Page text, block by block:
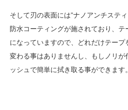
そして刃の表面には”ナノアンチステ
防水コーティングが施されており、
になっていますので、どれだけテー
変わる事はありませんし、もしノリが
ッシュで簡単に拭き取る事ができます。